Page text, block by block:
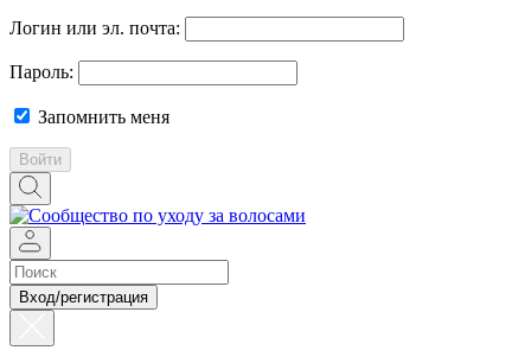
Логин или эл. почта:
Пароль:
Запомнить меня
Войти
Вход/регистрация